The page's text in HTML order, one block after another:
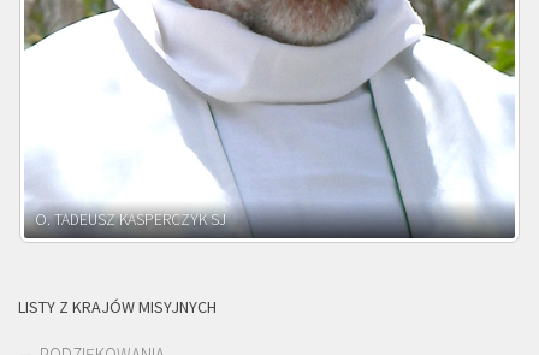
O. ADNRZEJ LEŚNIARA SJ
LISTY Z KRAJÓW MISYJNYCH